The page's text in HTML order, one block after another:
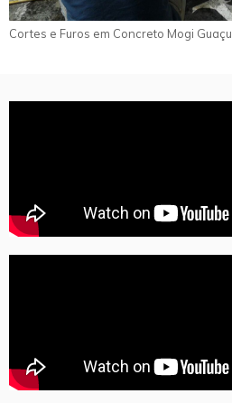
Cortes e Furos em Concreto Mogi Guaçu